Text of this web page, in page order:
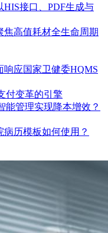
接口、PDF生成与
焦高值耗材全生命周期
应国家卫健委HQMS
付变革的引擎
能管理实现降本增效？
历模板如何使用？